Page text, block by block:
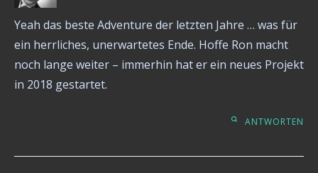
Yeah das beste Adventure der letzten Jahre … was für
ein herrliches, unerwartetes Ende. Hoffe Ron macht
noch lange weiter – immerhin hat er ein neues Projekt
in 2018 gestartet.
ANTWORTEN